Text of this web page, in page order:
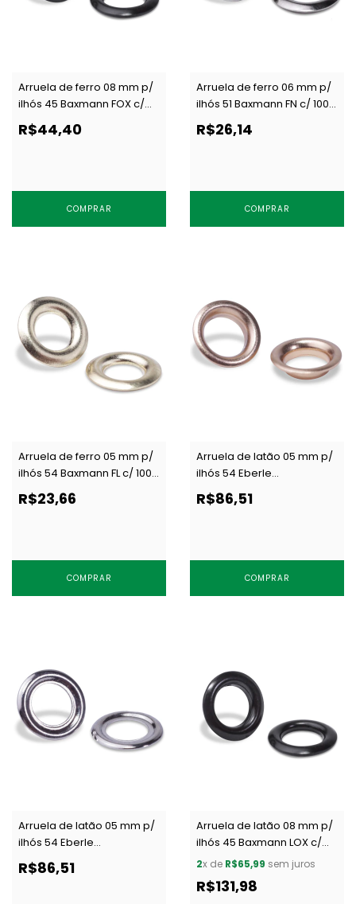
Arruela de ferro 08 mm p/
ilhós 45 Baxmann FOX c/
1000 un
R$44,40
COMPRAR
Arruela de ferro 06 mm p/
ilhós 51 Baxmann FN c/ 1000
R$26,14
COMPRAR
Arruela de ferro 05 mm p/
ilhós 54 Baxmann FL c/ 1000
R$23,66
COMPRAR
Arruela de latão 05 mm p/
ilhós 54 Eberle
AR.085.050.05.L NEWAU c/
1000 un
R$86,51
COMPRAR
Arruela de latão 05 mm p/
ilhós 54 Eberle
AR.085.050.05.L NIQ c/ 1000
un
R$86,51
Arruela de latão 08 mm p/
ilhós 45 Baxmann LOX c/
1000 un
2x de R$65,99 sem juros
R$131,98